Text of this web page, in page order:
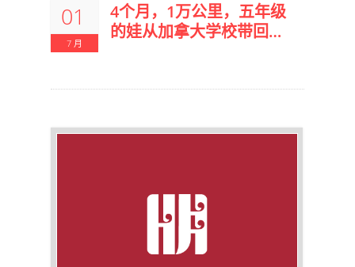
01
7 月
4个月，1万公里，五年级
的娃从加拿大学校带回了